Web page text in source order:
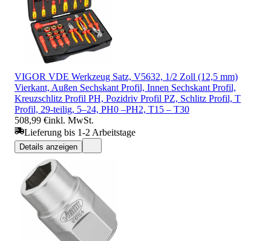
VIGOR VDE Werkzeug Satz, V5632, 1/2 Zoll (12,5 mm)
Vierkant, Außen Sechskant Profil, Innen Sechskant Profil,
Kreuzschlitz Profil PH, Pozidriv Profil PZ, Schlitz Profil, T
Profil, 29-teilig, 5–24, PH0 –PH2, T15 – T30
508,99 €inkl. MwSt.
Lieferung bis 1-2 Arbeitstage
Details anzeigen